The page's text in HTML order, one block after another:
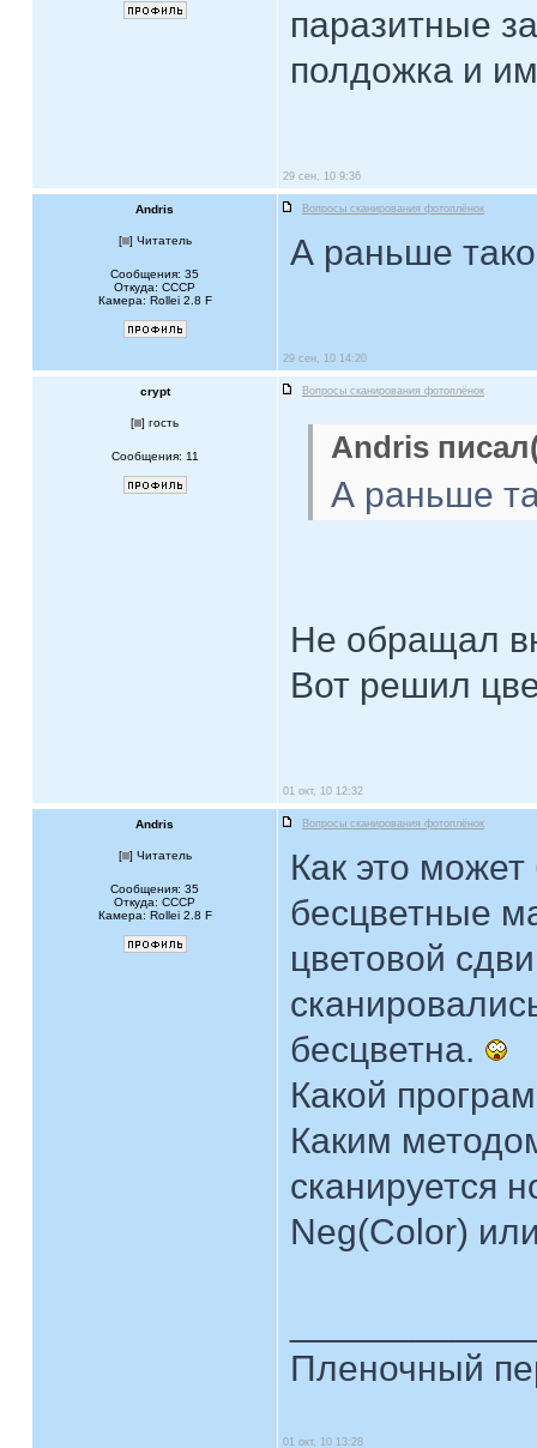
паразитные
полдожка и
29 сен, 10 9:36
Andris Вопросы сканирования фотоплёнок
[ ] Читатель
Сообщения: 35
Откуда: CCCP
Камера: Rollei 2.8 F
А раньше
29 сен, 10 14:20
crypt Вопросы сканирования фотоплёнок
[ ] гость
Сообщения: 11 Andris
А раньше
Не обращал
Вот решил
01 окт, 10 12:32
Andris Вопросы сканирования фотоплёнок
[ ] Читатель
Сообщения: 35
Откуда: CCCP
Камера: Rollei 2.8 F
Как это
бесцветные
цветовой
бесцветна.
Какой
Каким
сканируется
Neg(Color)
Пленочный
01 окт, 10 13:28